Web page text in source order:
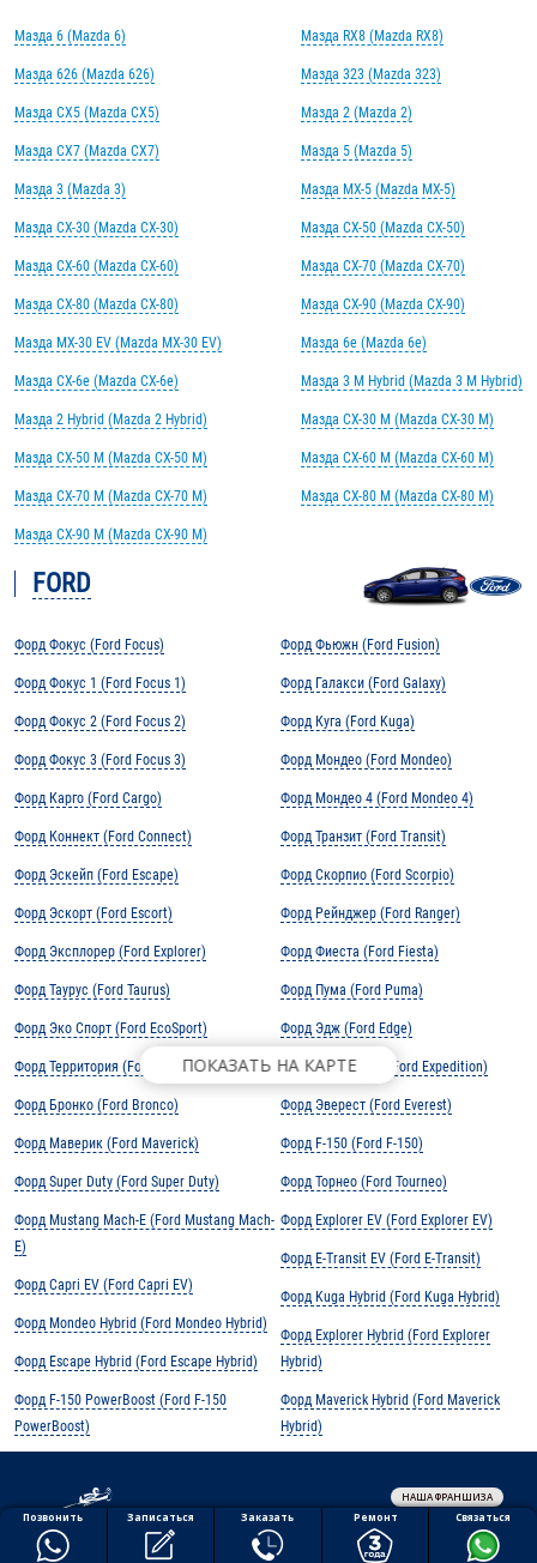
ПОКАЗАТЬ НА КАРТЕ
Мазда 6 (Mazda 6)
Мазда 626 (Mazda 626)
Мазда CX5 (Mazda CX5)
Мазда CX7 (Mazda CX7)
Мазда 3 (Mazda 3)
Мазда CX-30 (Mazda CX-30)
Мазда CX-60 (Mazda CX-60)
Мазда CX-80 (Mazda CX-80)
Мазда MX-30 EV (Mazda MX-30 EV)
Мазда CX-6e (Mazda CX-6e)
Мазда 2 Hybrid (Mazda 2 Hybrid)
Мазда CX-50 M (Mazda CX-50 M)
Мазда CX-70 M (Mazda CX-70 M)
Мазда CX-90 M (Mazda CX-90 M)
Мазда RX8 (Mazda RX8)
Мазда 323 (Mazda 323)
Мазда 2 (Mazda 2)
Мазда 5 (Mazda 5)
Мазда MX-5 (Mazda MX-5)
Мазда CX-50 (Mazda CX-50)
Мазда CX-70 (Mazda CX-70)
Мазда CX-90 (Mazda CX-90)
Мазда 6e (Mazda 6e)
Мазда 3 M Hybrid (Mazda 3 M Hybrid)
Мазда CX-30 M (Mazda CX-30 M)
Мазда CX-60 M (Mazda CX-60 M)
Мазда CX-80 M (Mazda CX-80 M)
FORD
Форд Фокус (Ford Focus)
Форд Фокус 1 (Ford Focus 1)
Форд Фокус 2 (Ford Focus 2)
Форд Фокус 3 (Ford Focus 3)
Форд Карго (Ford Cargo)
Форд Коннект (Ford Connect)
Форд Эскейп (Ford Escape)
Форд Эскорт (Ford Escort)
Форд Эксплорер (Ford Explorer)
Форд Таурус (Ford Taurus)
Форд Эко Спорт (Ford EcoSport)
Форд Территория (Ford Territory)
Форд Бронко (Ford Bronco)
Форд Маверик (Ford Maverick)
Форд Super Duty (Ford Super Duty)
Форд Mustang Mach-E (Ford Mustang Mach-
E)
Форд Capri EV (Ford Capri EV)
Форд Mondeo Hybrid (Ford Mondeo Hybrid)
Форд Escape Hybrid (Ford Escape Hybrid)
Форд F-150 PowerBoost (Ford F-150
PowerBoost)
Форд Фьюжн (Ford Fusion)
Форд Галакси (Ford Galaxy)
Форд Куга (Ford Kuga)
Форд Мондео (Ford Mondeo)
Форд Мондео 4 (Ford Mondeo 4)
Форд Транзит (Ford Transit)
Форд Скорпио (Ford Scorpio)
Форд Рейнджер (Ford Ranger)
Форд Фиеста (Ford Fiesta)
Форд Пума (Ford Puma)
Форд Эдж (Ford Edge)
Форд Экспедишн (Ford Expedition)
Форд Эверест (Ford Everest)
Форд F-150 (Ford F-150)
Форд Торнео (Ford Tourneo)
Форд Explorer EV (Ford Explorer EV)
Форд E-Transit EV (Ford E-Transit)
Форд Kuga Hybrid (Ford Kuga Hybrid)
Форд Explorer Hybrid (Ford Explorer
Hybrid)
Форд Maverick Hybrid (Ford Maverick
Hybrid)
НАША ФРАНШИЗА
Обработка персональных данных
Политика конфиденциальности
Полезная информация
Позвонить Записаться Заказать Ремонт Связаться